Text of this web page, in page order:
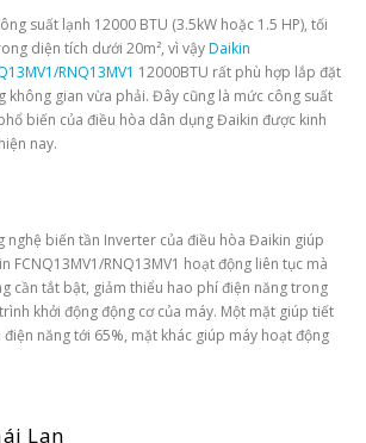
suất lạnh 12000 BTU (3.5kW hoặc 1.5 HP), tối
diện tích dưới 20m², vì vậyDaikin
RNQ13MV1 12000BTU rất phù hợp lắp đặt
không gian vừa phải. Đây cũng là mức công suất
biến của điều hòa dân dụng Đaikin được kinh
nay.
nghệ biến tần Inverter của điều hòa Đaikin giúp
FCNQ13MV1/RNQ13MV1 hoạt động liên tục mà
cần tắt bật, giảm thiểu hao phí điện năng trong
khởi động động cơ của máy. Một mặt giúp tiết
điện năng tới 65%, mặt khác giúp máy hoạt động
Lan